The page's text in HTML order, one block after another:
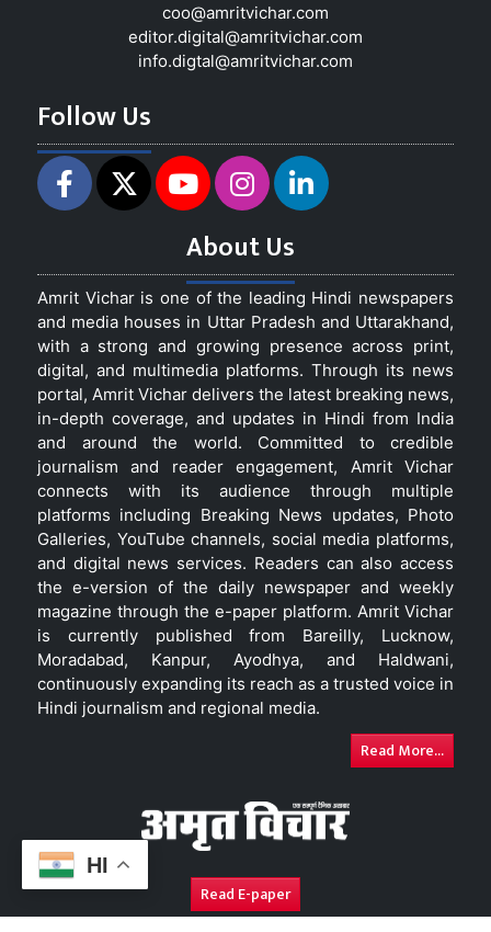
HI
coo@amritvichar.com
editor.digital@amritvichar.com
info.digtal@amritvichar.com
Follow Us
About Us
Amrit Vichar is one of the leading Hindi newspapers
and media houses in Uttar Pradesh and Uttarakhand,
with a strong and growing presence across print,
digital, and multimedia platforms. Through its news
portal, Amrit Vichar delivers the latest breaking news,
in-depth coverage, and updates in Hindi from India
and around the world. Committed to credible
journalism and reader engagement, Amrit Vichar
connects with its audience through multiple
platforms including Breaking News updates, Photo
Galleries, YouTube channels, social media platforms,
and digital news services. Readers can also access
the e-version of the daily newspaper and weekly
magazine through the e-paper platform. Amrit Vichar
is currently published from Bareilly, Lucknow,
Moradabad, Kanpur, Ayodhya, and Haldwani,
continuously expanding its reach as a trusted voice in
Hindi journalism and regional media.
Read More...
Read E-paper